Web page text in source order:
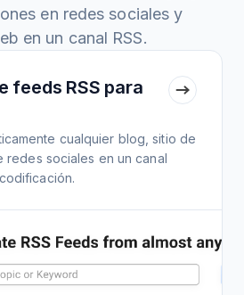
en redes sociales y
en un canal RSS.
feeds RSS para
cualquier blog, sitio de
redes sociales en un canal